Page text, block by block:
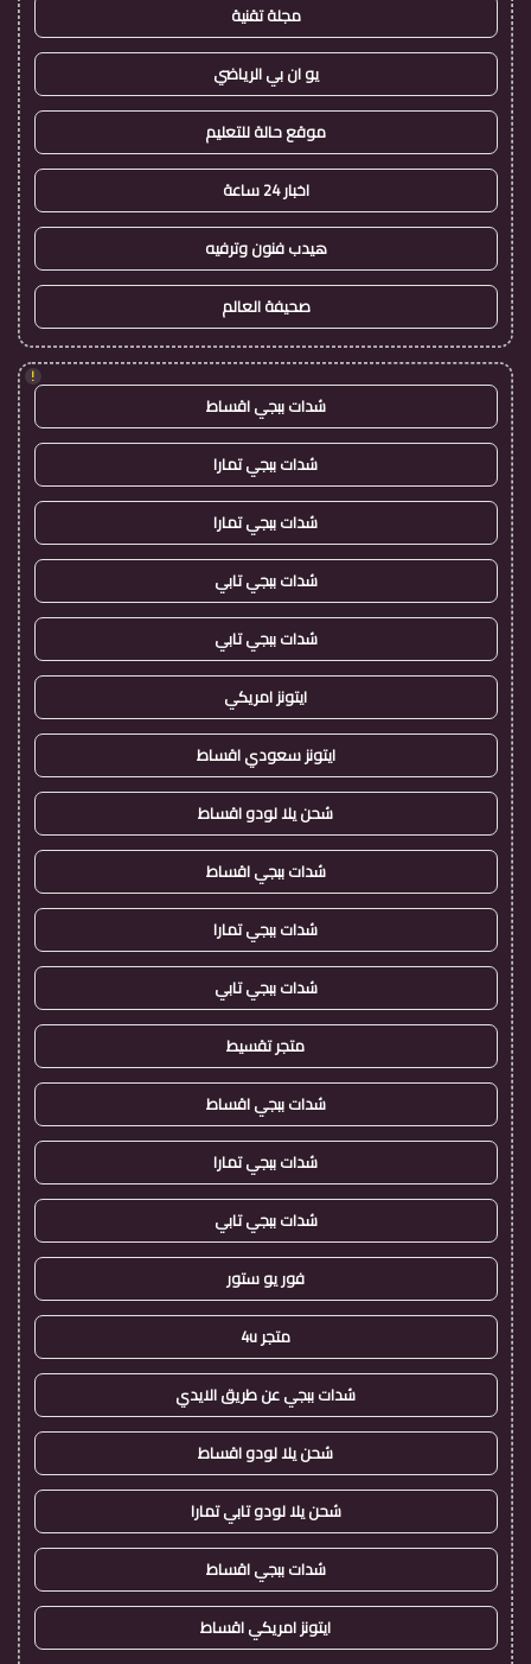
مجلة تقنية
يو ان بي الرياضي
موقع حالة للتعليم
اخبار 24 ساعة
هيدب فنون وترفيه
صحيفة العالم
!
شدات ببجي اقساط
شدات ببجي تمارا
شدات ببجي تمارا
شدات ببجي تابي
شدات ببجي تابي
ايتونز امريكي
ايتونز سعودي اقساط
شحن يلا لودو اقساط
شدات ببجي اقساط
شدات ببجي تمارا
شدات ببجي تابي
متجر تقسيط
شدات ببجي اقساط
شدات ببجي تمارا
شدات ببجي تابي
فور يو ستور
متجر 4u
شدات ببجي عن طريق الايدي
شحن يلا لودو اقساط
شحن يلا لودو تابي تمارا
شدات ببجي اقساط
ايتونز امريكي اقساط